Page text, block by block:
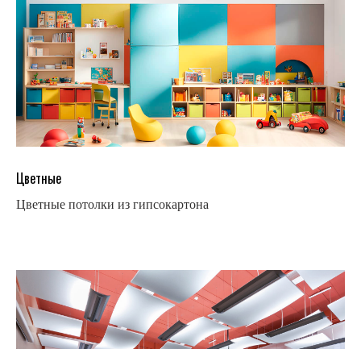
Цветные
Цветные потолки из гипсокартона